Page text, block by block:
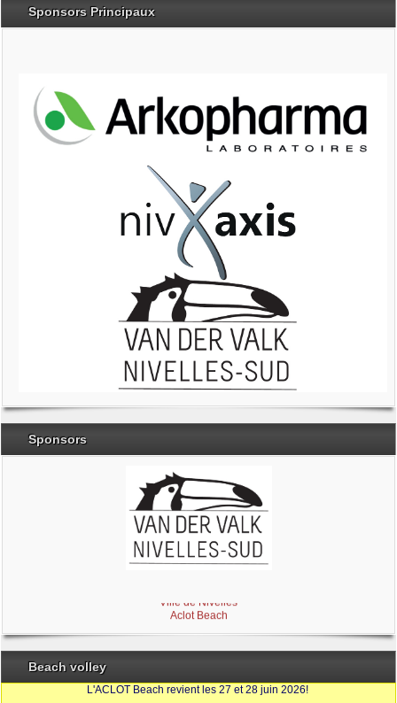
Sponsors Principaux
Sponsors
Ville de Nivelles
Aclot Beach
Beach volley
L'ACLOT Beach revient les 27 et 28 juin 2026!